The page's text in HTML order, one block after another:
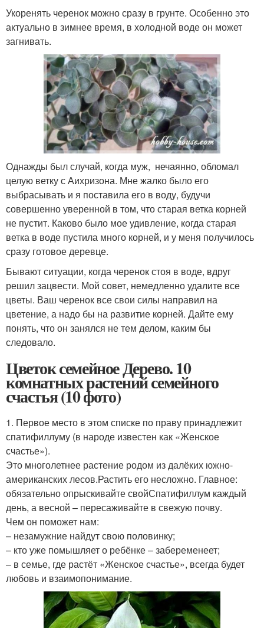
Укоренять черенок можно сразу в грунте. Особенно это
актуально в зимнее время, в холодной воде он может
загнивать.
Однажды был случай, когда муж, нечаянно, обломал
целую ветку с Аихризона. Мне жалко было его
выбрасывать и я поставила его в воду, будучи
совершенно уверенной в том, что старая ветка корней
не пустит. Каково было мое удивление, когда старая
ветка в воде пустила много корней, и у меня получилось
сразу готовое деревце.
Бывают ситуации, когда черенок стоя в воде, вдруг
решил зацвести. Мой совет, немедленно удалите все
цветы. Ваш черенок все свои силы направил на
цветение, а надо бы на развитие корней. Дайте ему
понять, что он занялся не тем делом, каким бы
следовало.
Цветок семейное Дерево. 10
комнатных растений семейного
счастья (10 фото)
1. Первое место в этом списке по праву принадлежит
спатифиллуму (в народе известен как «Женское
счастье»).
Это многолетнее растение родом из далёких южно-
американских лесов.Растить его несложно. Главное:
обязательно опрыскивайте свойСпатифиллум каждый
день, а весной – пересаживайте в свежую почву.
Чем он поможет нам:
– незамужние найдут свою половинку;
– кто уже помышляет о ребёнке – забеременеет;
– в семье, где растёт «Женское счастье», всегда будет
любовь и взаимопонимание.